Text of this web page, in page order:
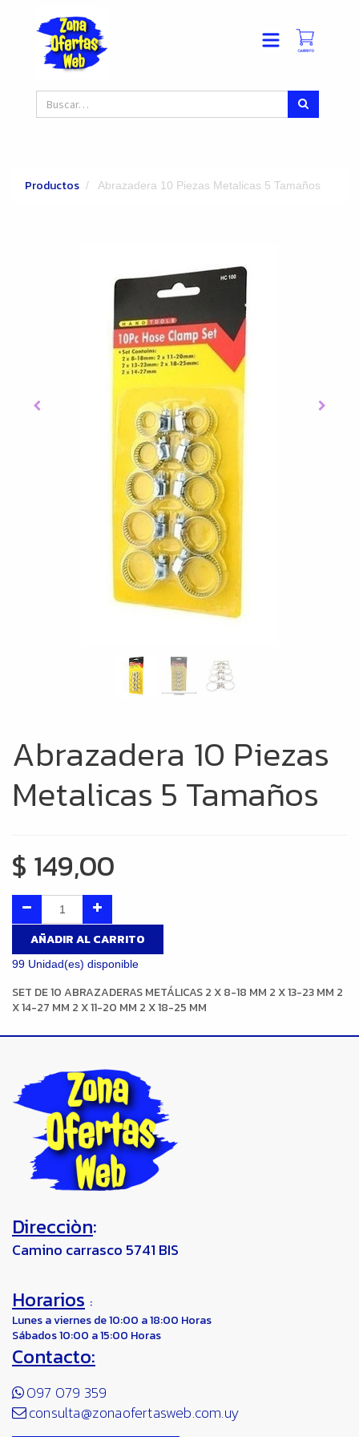
Productos Abrazadera 10 Piezas Metalicas 5 Tamaños
Abrazadera 10 Piezas
Metalicas 5 Tamaños
$ 149,00
AÑADIR AL CARRITO
99 Unidad(es) disponible
SET DE 10 ABRAZADERAS METÁLICAS 2 X 8-18 MM 2 X 13-23 MM 2
X 14-27 MM 2 X 11-20 MM 2 X 18-25 MM
Direcciòn:
Camino carrasco 5741 BIS
Horarios :
Lunes a viernes de 10:00 a 18:00 Horas
Sábados 10:00 a 15:00 Horas
Contacto:
097 079 359
consulta@zonaofertasweb.com.uy